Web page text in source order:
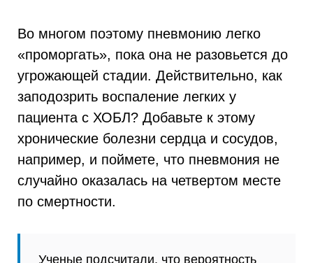
Во многом поэтому пневмонию легко
«проморгать», пока она не разовьется до
угрожающей стадии. Действительно, как
заподозрить воспаление легких у
пациента с ХОБЛ? Добавьте к этому
хронические болезни сердца и сосудов,
например, и поймете, что пневмония не
случайно оказалась на четвертом месте
по смертности.
Ученые подсчитали, что вероятность